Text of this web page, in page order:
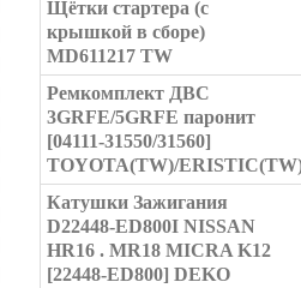
Щётки стартера (с
крышкой в сборе)
MD611217 TW
Ремкомплект ДВС
3GRFE/5GRFE паронит
[04111-31550/31560]
TOYOTA(TW)/
Катушки Зажигания
D22448-ED800I NISSAN
HR16 . MR18 MICRA K12
[22448-ED800] DEKO